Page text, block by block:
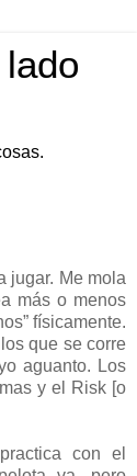
jugar. Me mola
más o menos
físicamente.
que se corre
aguanto. Los
y el Risk [o
con el